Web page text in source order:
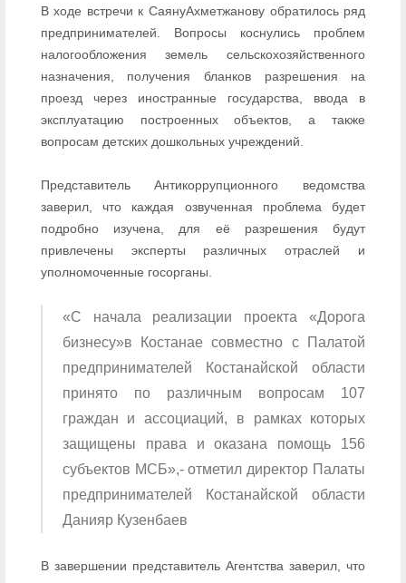
В ходе встречи к СаянуАхметжанову обратилось ряд
предпринимателей. Вопросы коснулись проблем
налогообложения земель сельскохозяйственного
назначения, получения бланков разрешения на
проезд через иностранные государства, ввода в
эксплуатацию построенных объектов, а также
вопросам детских дошкольных учреждений.
Представитель Антикоррупционного ведомства
заверил, что каждая озвученная проблема будет
подробно изучена, для её разрешения будут
привлечены эксперты различных отраслей и
уполномоченные госорганы.
«С начала реализации проекта «Дорога
бизнесу»в Костанае совместно с Палатой
предпринимателей Костанайской области
принято по различным вопросам 107
граждан и ассоциаций, в рамках которых
защищены права и оказана помощь 156
субъектов МСБ»,- отметил директор Палаты
предпринимателей Костанайской области
Данияр Кузенбаев
В завершении представитель Агентства заверил, что